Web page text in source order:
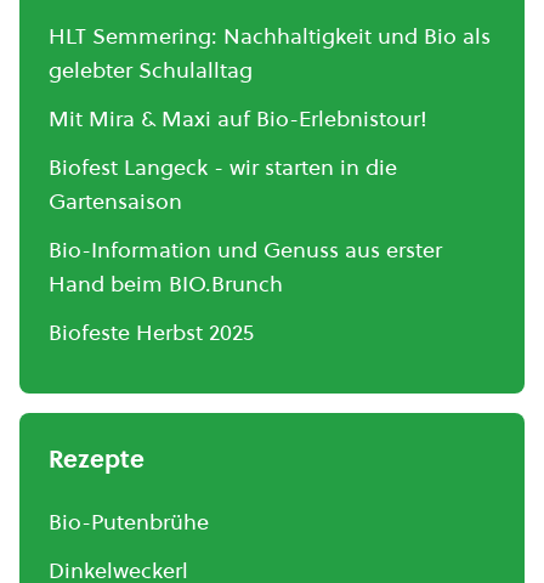
HLT Semmering: Nachhaltigkeit und Bio als
gelebter Schulalltag
Mit Mira & Maxi auf Bio-Erlebnistour!
Biofest Langeck - wir starten in die
Gartensaison
Bio-Information und Genuss aus erster
Hand beim BIO.Brunch
Biofeste Herbst 2025
Rezepte
Bio-Putenbrühe
Dinkelweckerl